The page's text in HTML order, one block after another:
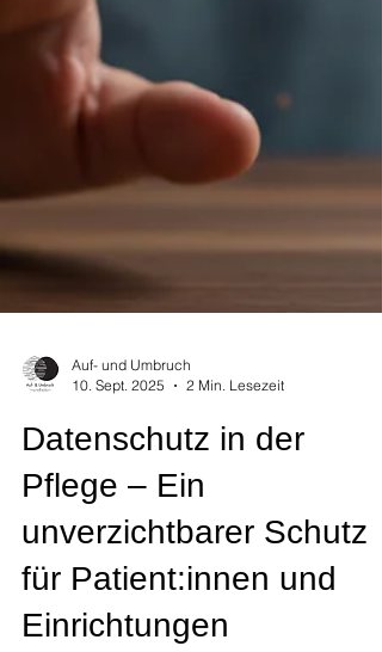
Auf- und Umbruch
10. Sept. 2025
2 Min. Lesezeit